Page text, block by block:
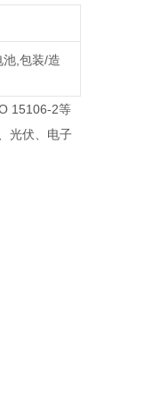
,包装/造
15106-2等
光伏、电子